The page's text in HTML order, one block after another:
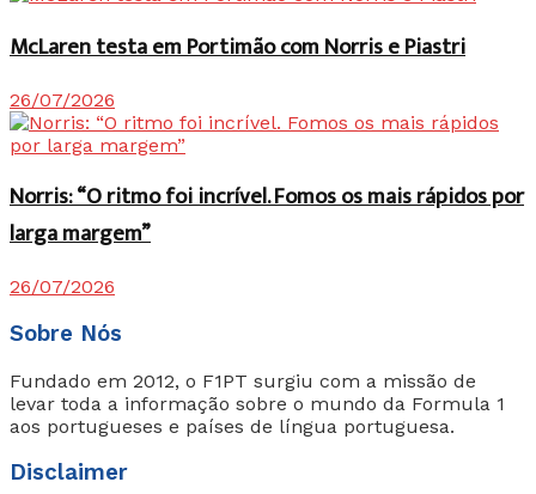
McLaren testa em Portimão com Norris e Piastri
26/07/2026
Norris: “O ritmo foi incrível. Fomos os mais rápidos por
larga margem”
26/07/2026
Sobre Nós
Fundado em 2012, o F1PT surgiu com a missão de
levar toda a informação sobre o mundo da Formula 1
aos portugueses e países de língua portuguesa.
Disclaimer